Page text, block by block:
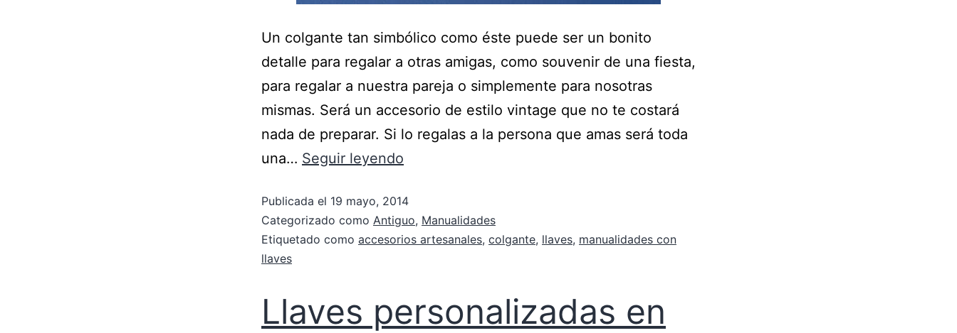
Un colgante tan simbólico como éste puede ser un bonito
detalle para regalar a otras amigas, como souvenir de una fiesta,
para regalar a nuestra pareja o simplemente para nosotras
mismas. Será un accesorio de estilo vintage que no te costará
nada de preparar. Si lo regalas a la persona que amas será toda
una… Seguir leyendo
Publicada el 19 mayo, 2014
Categorizado como Antiguo, Manualidades
Etiquetado como accesorios artesanales, colgante, llaves, manualidades con
llaves
Llaves personalizadas en